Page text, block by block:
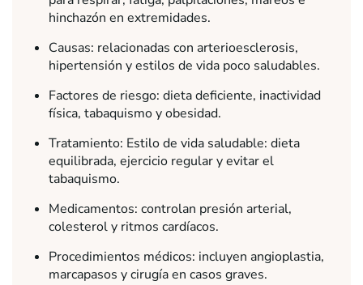
hinchazón en extremidades.
Causas: relacionadas con arterioesclerosis,
hipertensión y estilos de vida poco saludables.
Factores de riesgo: dieta deficiente, inactividad
física, tabaquismo y obesidad.
Tratamiento: Estilo de vida saludable: dieta
equilibrada, ejercicio regular y evitar el
tabaquismo.
Medicamentos: controlan presión arterial,
colesterol y ritmos cardíacos.
Procedimientos médicos: incluyen angioplastia,
marcapasos y cirugía en casos graves.